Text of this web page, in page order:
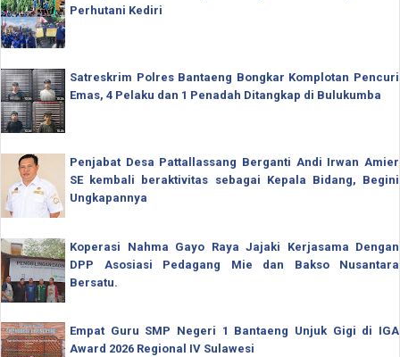
Perhutani Kediri
Satreskrim Polres Bantaeng Bongkar Komplotan Pencuri
Emas, 4 Pelaku dan 1 Penadah Ditangkap di Bulukumba
Penjabat Desa Pattallassang Berganti Andi Irwan Amier
SE kembali beraktivitas sebagai Kepala Bidang, Begini
Ungkapannya
Koperasi Nahma Gayo Raya Jajaki Kerjasama Dengan
DPP Asosiasi Pedagang Mie dan Bakso Nusantara
Bersatu.
Empat Guru SMP Negeri 1 Bantaeng Unjuk Gigi di IGA
Award 2026 Regional IV Sulawesi